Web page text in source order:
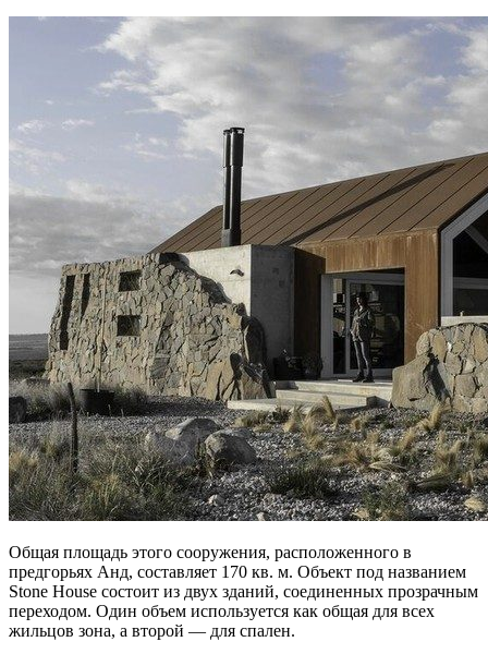
Общая площадь этого сооружения, расположенного в
предгорьях Анд, составляет 170 кв. м. Объект под названием
Stone House состоит из двух зданий, соединенных прозрачным
переходом. Один объем используется как общая для всех
жильцов зона, а второй — для спален.